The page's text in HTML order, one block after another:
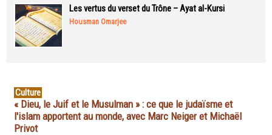
Les vertus du verset du Trône – Ayat al-Kursi
Housman Omarjee
Culture
« Dieu, le Juif et le Musulman » : ce que le judaïsme et
l'islam apportent au monde, avec Marc Neiger et Michaël
Privot